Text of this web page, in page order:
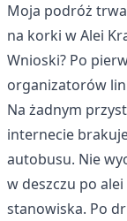
Moja podróż
na korki w Alei
Wnioski? Po
organizatorów
Na żadnym
internecie
autobusu. Nie
w deszczu po
stanowiska. Po